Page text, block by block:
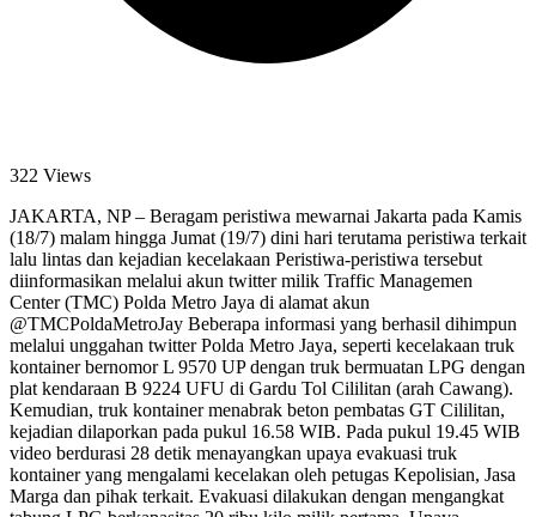
322 Views
JAKARTA, NP – Beragam peristiwa mewarnai Jakarta pada Kamis
(18/7) malam hingga Jumat (19/7) dini hari terutama peristiwa terkait
lalu lintas dan kejadian kecelakaan Peristiwa-peristiwa tersebut
diinformasikan melalui akun twitter milik Traffic Managemen
Center (TMC) Polda Metro Jaya di alamat akun
@TMCPoldaMetroJay Beberapa informasi yang berhasil dihimpun
melalui unggahan twitter Polda Metro Jaya, seperti kecelakaan truk
kontainer bernomor L 9570 UP dengan truk bermuatan LPG dengan
plat kendaraan B 9224 UFU di Gardu Tol Cililitan (arah Cawang).
Kemudian, truk kontainer menabrak beton pembatas GT Cililitan,
kejadian dilaporkan pada pukul 16.58 WIB. Pada pukul 19.45 WIB
video berdurasi 28 detik menayangkan upaya evakuasi truk
kontainer yang mengalami kecelakan oleh petugas Kepolisian, Jasa
Marga dan pihak terkait. Evakuasi dilakukan dengan mengangkat